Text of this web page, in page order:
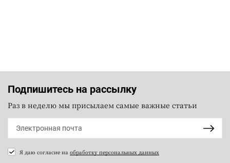
Подпишитесь на рассылку
Раз в неделю мы присылаем самые важные статьи
Я даю согласие на обработку персональных данных